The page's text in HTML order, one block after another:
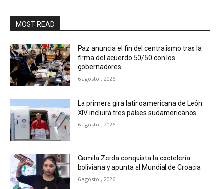
MOST READ
Paz anuncia el fin del centralismo tras la
firma del acuerdo 50/50 con los
gobernadores
6 agosto , 2026
La primera gira latinoamericana de León
XIV incluirá tres países sudamericanos
6 agosto , 2026
Camila Zerda conquista la coctelería
boliviana y apunta al Mundial de Croacia
6 agosto , 2026